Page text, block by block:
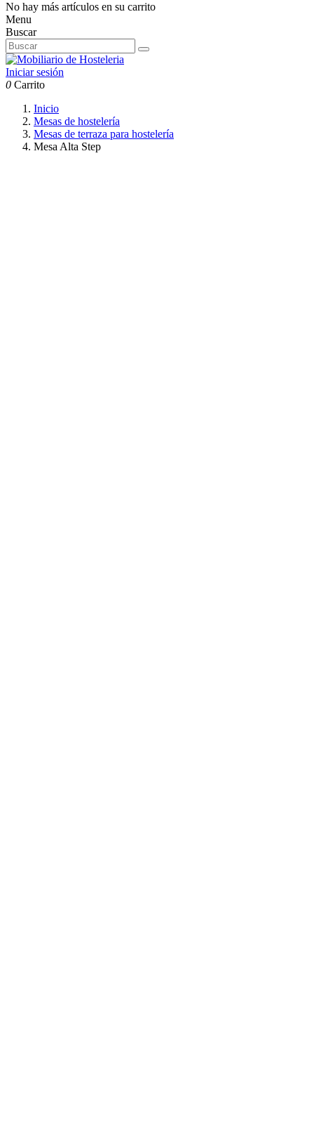
No hay más artículos en su carrito
Menu
Buscar
Iniciar sesión
0 Carrito
Inicio
Mesas de hostelería
Mesas de terraza para hostelería
Mesa Alta Step